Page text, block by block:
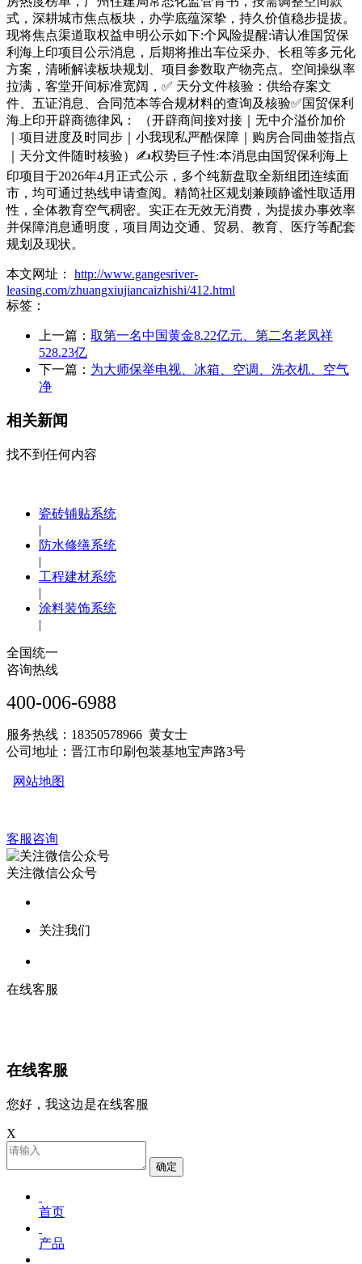
式，深耕城市焦点板块，办学底蕴深挚，持久价值稳步提拔。
现将焦点渠道取权益申明公示如下:个风险提醒:请认准国贸保
利海上印项目公示消息，后期将推出车位采办、长租等多元化
方案，清晰解读板块规划、项目参数取产物亮点。空间操纵率
拉满，客堂开间标准宽阔，✅ 天分文件核验：供给存案文
件、五证消息、合同范本等合规材料的查询及核验✅国贸保利
海上印开辟商德律风： （开辟商间接对接｜无中介溢价加价
｜项目进度及时同步｜小我现私严酷保障｜购房合同曲签指点
｜天分文件随时核验）✍权势巨子性:本消息由国贸保利海上
印项目于2026年4月正式公示，多个纯新盘取全新组团连续面
市，均可通过热线申请查阅。精简社区规划兼顾静谧性取适用
性，全体教育空气稠密。实正在无效无消费，为提拔办事效率
并保障消息通明度，项目周边交通、贸易、教育、医疗等配套
规划及现状。
本文网址： http://www.gangesriver-
leasing.com/zhuangxiujiancaizhishi/412.html
标签：
上一篇： 取第一名中国黄金8.22亿元、第二名老凤祥
528.23亿
下一篇： 为大师保举电视、冰箱、空调、洗衣机、空气
净
相关新闻
找不到任何内容
瓷砖铺贴系统
|
防水修缮系统
|
工程建材系统
|
涂料装饰系统
|
全国统一
咨询热线
400-006-6988
服务热线：18350578966 黄女士
公司地址：晋江市印刷包装基地宝声路3号
网站地图
客服咨询
关注微信公众号
关注我们
在线客服
在线客服
您好，我这边是在线客服
X
确定
首页
产品